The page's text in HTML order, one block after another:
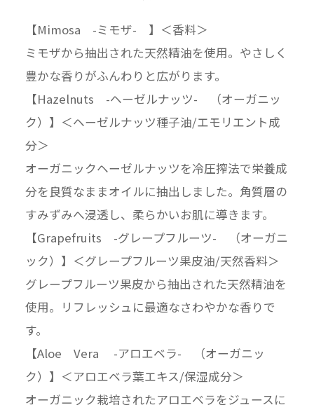
【Mimosa -ミモザ- 】＜香料＞
ミモザから抽出された天然精油を使用。やさしく
豊かな香りがふんわりと広がります。
【Hazelnuts -ヘーゼルナッツ- （オーガニッ
ク）】＜ヘーゼルナッツ種子油/エモリエント成
分＞
オーガニックヘーゼルナッツを冷圧搾法で栄養成
分を良質なままオイルに抽出しました。角質層の
すみずみへ浸透し、柔らかいお肌に導きます。
【Grapefruits -グレープフルーツ- （オーガニ
ック）】＜グレープフルーツ果皮油/天然香料＞
グレープフルーツ果皮から抽出された天然精油を
使用。リフレッシュに最適なさわやかな香りで
す。
【Aloe Vera -アロエベラ- （オーガニッ
ク）】＜アロエベラ葉エキス/保湿成分＞
オーガニック栽培されたアロエベラをジュースに